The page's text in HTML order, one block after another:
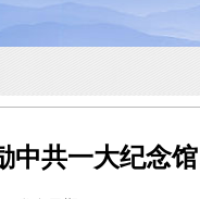
中共一大纪念